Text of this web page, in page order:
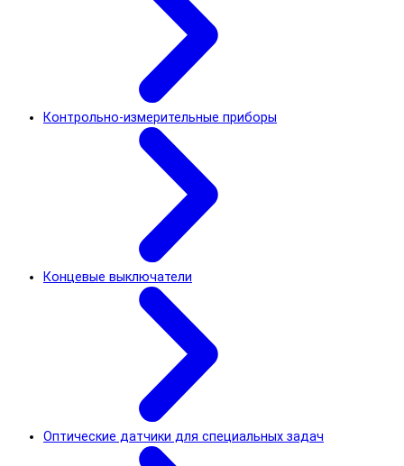
Контрольно-измерительные приборы
Концевые выключатели
Оптические датчики для специальных задач